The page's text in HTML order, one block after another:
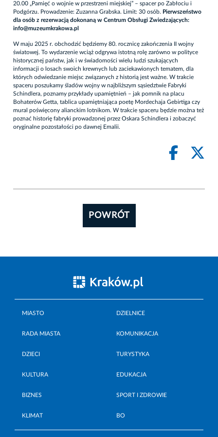
20.00 „Pamięć o wojnie w przestrzeni miejskiej” – spacer po Zabłociu i
Podgórzu. Prowadzenie: Zuzanna Grabska. Limit: 30 osób. Pierwszeństwo
dla osób z rezerwacją dokonaną w Centrum Obsługi Zwiedzających:
info@muzeumkrakowa.pl
W maju 2025 r. obchodzić będziemy 80. rocznicę zakończenia II wojny
światowej. To wydarzenie wciąż odgrywa istotną rolę zarówno w polityce
historycznej państw, jak i w świadomości wielu ludzi szukających
informacji o losach swoich krewnych lub zaciekawionych tematem, dla
których odwiedzanie miejsc związanych z historią jest ważne. W trakcie
spaceru poszukamy śladów wojny w najbliższym sąsiedztwie Fabryki
Schindlera, poznamy przykłady upamiętnień – jak pomnik na placu
Bohaterów Getta, tablica upamiętniająca poetę Mordechaja Gebirtiga czy
mural poświęcony alianckim lotnikom. W trakcie spaceru będzie można też
poznać historię fabryki prowadzonej przez Oskara Schindlera i zobaczyć
oryginalne pozostałości po dawnej Emalii.
POWRÓT
MIASTO DZIELNICE
RADA MIASTA KOMUNIKACJA
DZIECI TURYSTYKA
KULTURA EDUKACJA
BIZNES SPORT I ZDROWIE
KLIMAT BO